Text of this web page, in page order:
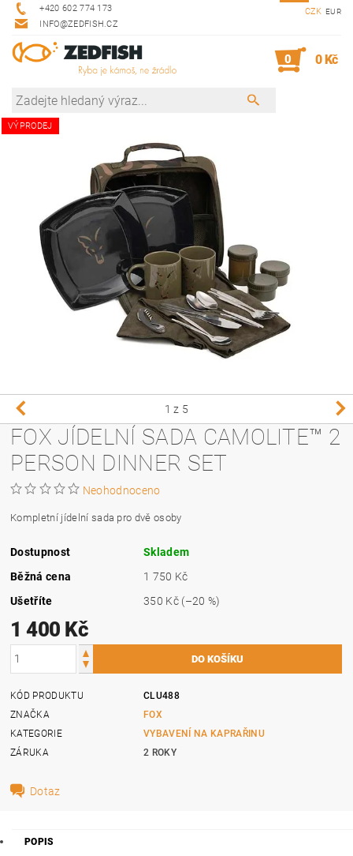
+420 602 774 173
INFO@ZEDFISH.CZ
CZK EUR
0 0 Kč
VÝPRODEJ
1 z 5
FOX JÍDELNÍ SADA CAMOLITE™ 2
PERSON DINNER SET
Neohodnoceno
Kompletní jídelní sada pro dvě osoby
Dostupnost
Skladem
Běžná cena
1 750 Kč
Ušetříte
350 Kč (–20 %)
1 400 Kč
KÓD PRODUKTU
CLU488
ZNAČKA
FOX
KATEGORIE
VYBAVENÍ NA KAPRAŘINU
ZÁRUKA
2 ROKY
Dotaz
POPIS